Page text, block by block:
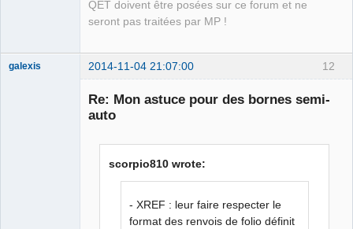
QET doivent être posées sur ce forum et ne
seront pas traitées par MP !
12
galexis 2014-11-04 21:07:00
Re: Mon astuce pour des bornes semi-
auto
scorpio810 wrote:
- XREF : leur faire respecter le
format des renvois de folio définit